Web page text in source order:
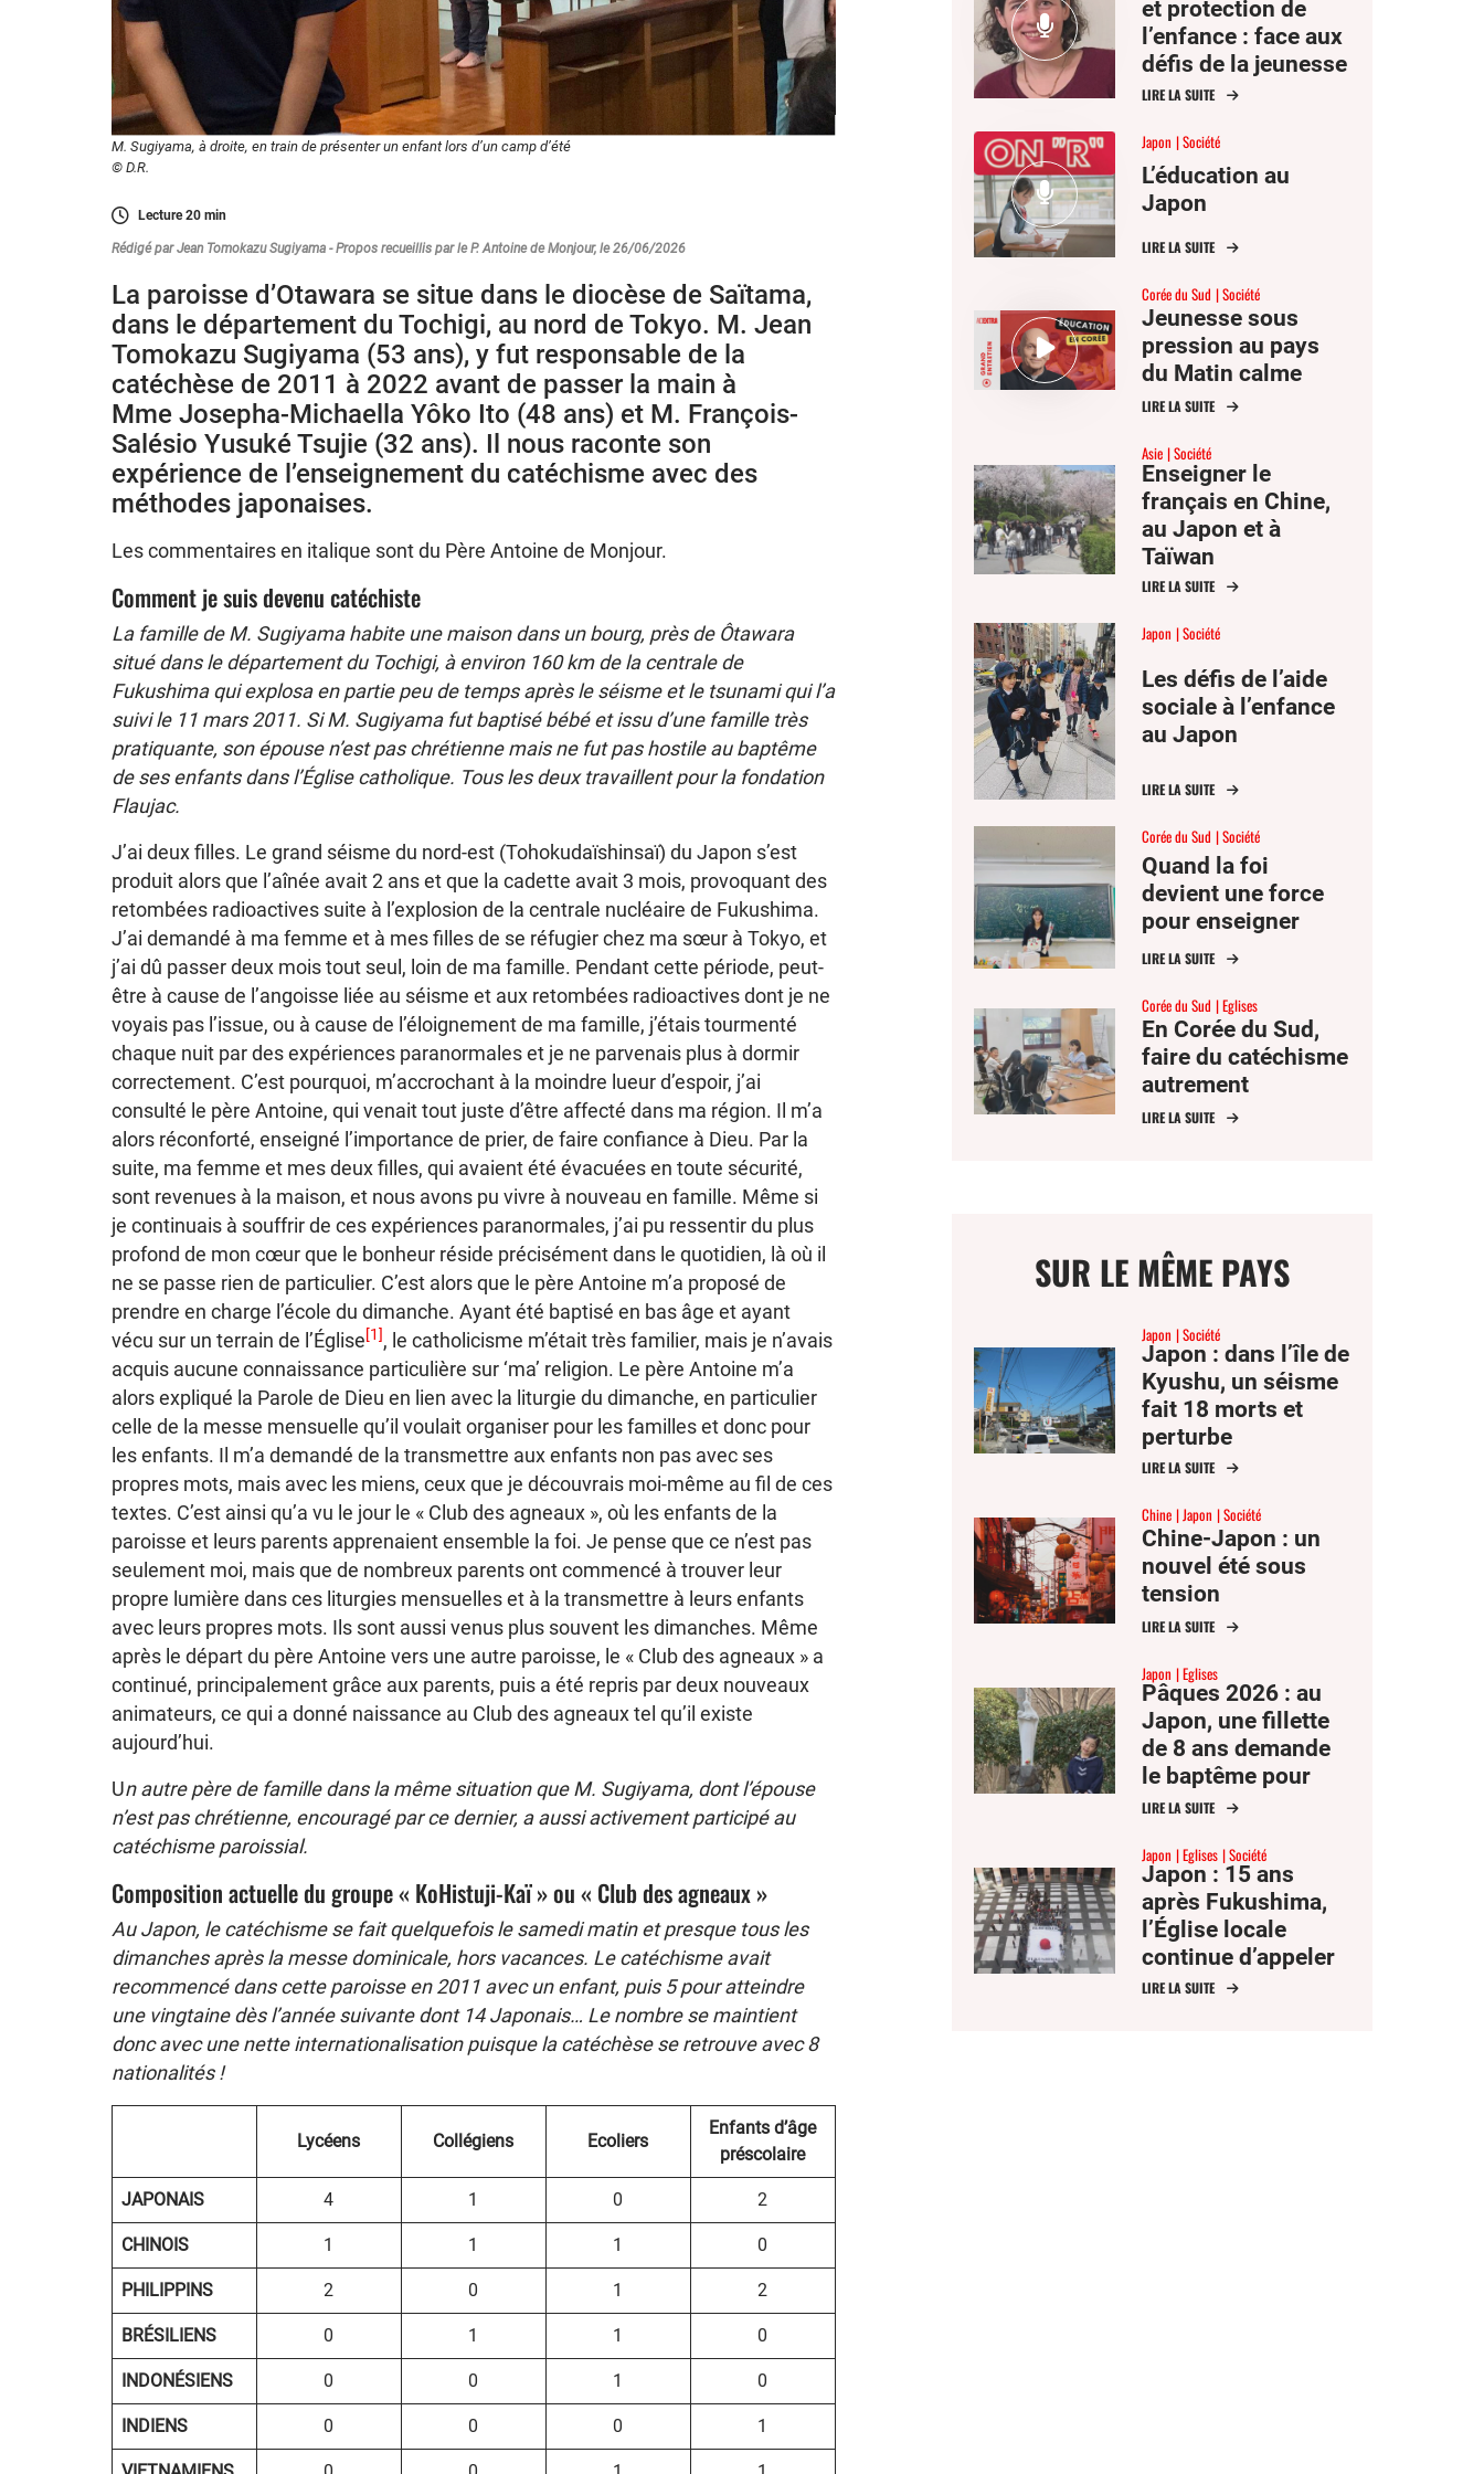
M. Sugiyama, à droite, en train de présenter un enfant lors d’un camp d’été
© D.R.
Lecture20min
Rédigé par Jean Tomokazu Sugiyama - Propos recueillis par le P. Antoine de Monjour, le 26/06/2026
La paroisse d’Otawara se situe dans le diocèse de Saïtama,
dans le département du Tochigi, au nord de Tokyo. M. Jean
Tomokazu Sugiyama (53 ans), y fut responsable de la
catéchèse de 2011 à 2022 avant de passer la main à
Mme Josepha-Michaella Yôko Ito (48 ans) et M. François-
Salésio Yusuké Tsujie (32 ans). Il nous raconte son
expérience de l’enseignement du catéchisme avec des
méthodes japonaises.
Les commentaires en italique sont du Père Antoine de Monjour.
Comment je suis devenu catéchiste
La famille de M. Sugiyama habite une maison dans un bourg, près de Ôtawara
situé dans le département du Tochigi, à environ 160 km de la centrale de
Fukushima qui explosa en partie peu de temps après le séisme et le tsunami qui l’a
suivi le 11 mars 2011. Si M. Sugiyama fut baptisé bébé et issu d’une famille très
pratiquante, son épouse n’est pas chrétienne mais ne fut pas hostile au baptême
de ses enfants dans l’Église catholique. Tous les deux travaillent pour la fondation
Flaujac.
J’ai deux filles. Le grand séisme du nord-est (Tohokudaïshinsaï) du Japon s’est
produit alors que l’aînée avait 2 ans et que la cadette avait 3 mois, provoquant des
retombées radioactives suite à l’explosion de la centrale nucléaire de Fukushima.
J’ai demandé à ma femme et à mes filles de se réfugier chez ma sœur à Tokyo, et
j’ai dû passer deux mois tout seul, loin de ma famille. Pendant cette période, peut-
être à cause de l’angoisse liée au séisme et aux retombées radioactives dont je ne
voyais pas l’issue, ou à cause de l’éloignement de ma famille, j’étais tourmenté
chaque nuit par des expériences paranormales et je ne parvenais plus à dormir
correctement. C’est pourquoi, m’accrochant à la moindre lueur d’espoir, j’ai
consulté le père Antoine, qui venait tout juste d’être affecté dans ma région. Il m’a
alors réconforté, enseigné l’importance de prier, de faire confiance à Dieu. Par la
suite, ma femme et mes deux filles, qui avaient été évacuées en toute sécurité,
sont revenues à la maison, et nous avons pu vivre à nouveau en famille. Même si
je continuais à souffrir de ces expériences paranormales, j’ai pu ressentir du plus
profond de mon cœur que le bonheur réside précisément dans le quotidien, là où il
ne se passe rien de particulier. C’est alors que le père Antoine m’a proposé de
prendre en charge l’école du dimanche. Ayant été baptisé en bas âge et ayant
vécu sur un terrain de l’Église[1], le catholicisme m’était très familier, mais je n’avais
acquis aucune connaissance particulière sur ‘ma’ religion. Le père Antoine m’a
alors expliqué la Parole de Dieu en lien avec la liturgie du dimanche, en particulier
celle de la messe mensuelle qu’il voulait organiser pour les familles et donc pour
les enfants. Il m’a demandé de la transmettre aux enfants non pas avec ses
propres mots, mais avec les miens, ceux que je découvrais moi-même au fil de ces
textes. C’est ainsi qu’a vu le jour le « Club des agneaux », où les enfants de la
paroisse et leurs parents apprenaient ensemble la foi. Je pense que ce n’est pas
seulement moi, mais que de nombreux parents ont commencé à trouver leur
propre lumière dans ces liturgies mensuelles et à la transmettre à leurs enfants
avec leurs propres mots. Ils sont aussi venus plus souvent les dimanches. Même
après le départ du père Antoine vers une autre paroisse, le « Club des agneaux » a
continué, principalement grâce aux parents, puis a été repris par deux nouveaux
animateurs, ce qui a donné naissance au Club des agneaux tel qu’il existe
aujourd’hui.
Un autre père de famille dans la même situation que M. Sugiyama, dont l’épouse
n’est pas chrétienne, encouragé par ce dernier, a aussi activement participé au
catéchisme paroissial.
Composition actuelle du groupe « KoHistuji-Kaï » ou « Club des agneaux »
Au Japon, le catéchisme se fait quelquefois le samedi matin et presque tous les
dimanches après la messe dominicale, hors vacances. Le catéchisme avait
recommencé dans cette paroisse en 2011 avec un enfant, puis 5 pour atteindre
une vingtaine dès l’année suivante dont 14 Japonais… Le nombre se maintient
donc avec une nette internationalisation puisque la catéchèse se retrouve avec 8
nationalités !
Lycéens Collégiens Ecoliers
Enfants d’âge
préscolaire
JAPONAIS 4 1 0 2
CHINOIS 1 1 1 0
PHILIPPINS 2 0 1 2
BRÉSILIENS 0 1 1 0
INDONÉSIENS 0 0 1 0
INDIENS 0 0 0 1
et protection de
l’enfance : face aux
défis de la jeunesse
LIRE LA SUITE
Japon Société
L’éducation au
Japon
LIRE LA SUITE
Corée du Sud Société
Jeunesse sous
pression au pays
du Matin calme
LIRE LA SUITE
Asie Société
Enseigner le
français en Chine,
au Japon et à
Taïwan
LIRE LA SUITE
Japon Société
Les défis de l’aide
sociale à l’enfance
au Japon
LIRE LA SUITE
Corée du Sud Société
Quand la foi
devient une force
pour enseigner
LIRE LA SUITE
Corée du Sud Eglises
En Corée du Sud,
faire du catéchisme
autrement
LIRE LA SUITE
SUR LE MÊME PAYS
Japon Société
Japon : dans l’île de
Kyushu, un séisme
fait 18 morts et
perturbe
l’économie
LIRE LA SUITE
Chine Japon Société
Chine-Japon : un
nouvel été sous
tension
LIRE LA SUITE
Japon Eglises
Pâques 2026 : au
Japon, une fillette
de 8 ans demande
le baptême pour
« se rapprocher de
LIRE LA SUITE
Japon Eglises Société
Japon : 15 ans
après Fukushima,
l’Église locale
continue d’appeler
à la
LIRE LA SUITE